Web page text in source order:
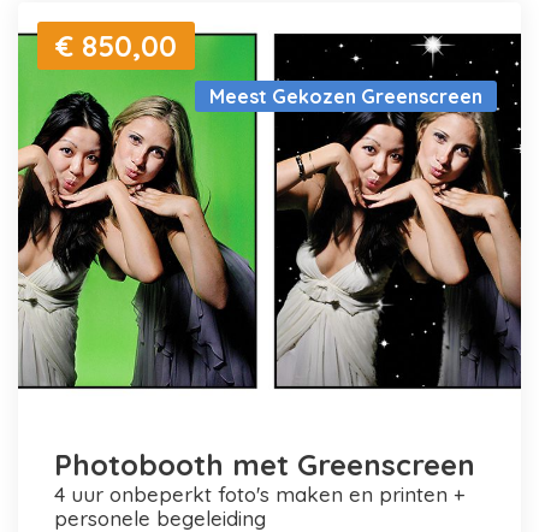
Meest Gekozen Greenscreen
€ 850,00
Photobooth met Greenscreen
4 uur onbeperkt foto's maken en printen +
personele begeleiding